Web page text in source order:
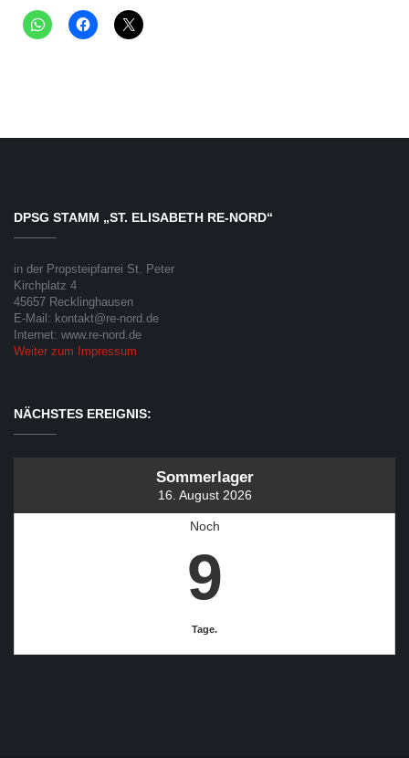
DPSG STAMM „ST. ELISABETH RE-NORD“
in der Propsteipfarrei St. Peter
Kirchplatz 4
45657 Recklinghausen
E-Mail: kontakt@re-nord.de
Internet: www.re-nord.de
Weiter zum Impressum
NÄCHSTES EREIGNIS:
Sommerlager
16. August 2026
Noch
9
Tage.